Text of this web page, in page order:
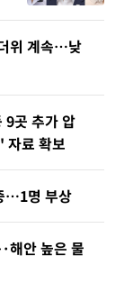
위 계속…낮
9곳 추가 압
료 확보
…1명 부상
해안 높은 물